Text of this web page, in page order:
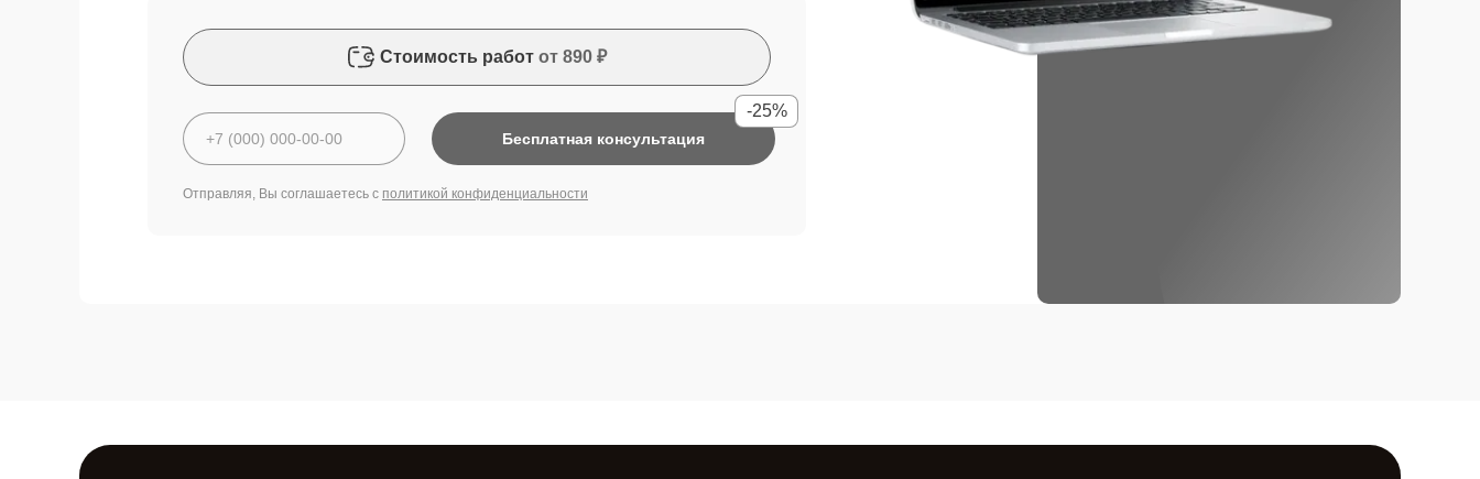
Стоимость работ от 890 ₽
Бесплатная консультация
-25%
Отправляя, Вы соглашаетесь с политикой конфиденциальности